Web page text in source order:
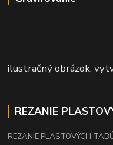
ilustračný obrázok,
REZANIE
REZANIE PLASTOVÝCH